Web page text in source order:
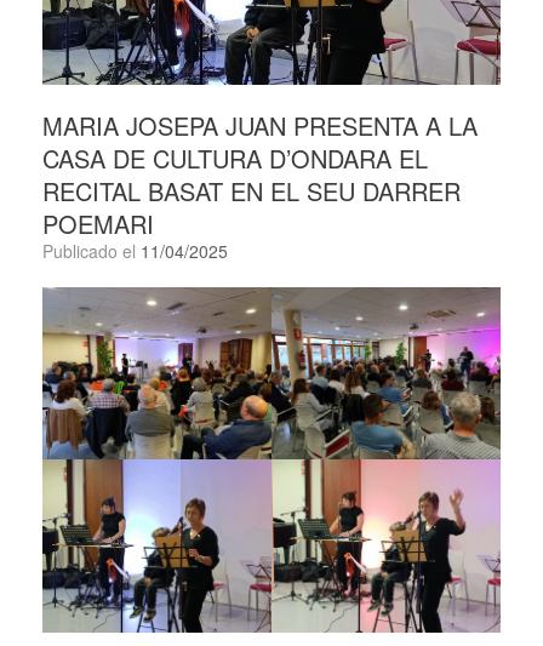
MARIA JOSEPA JUAN PRESENTA A LA
CASA DE CULTURA D’ONDARA EL
RECITAL BASAT EN EL SEU DARRER
POEMARI
Publicado el 11/04/2025